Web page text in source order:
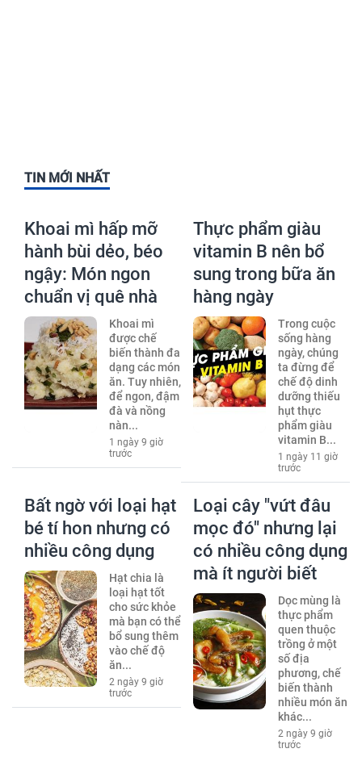
TIN MỚI NHẤT
Khoai mì hấp mỡ
hành bùi dẻo, béo
ngậy: Món ngon
chuẩn vị quê nhà
Khoai mì
được chế
biến thành đa
dạng các món
ăn. Tuy nhiên,
để ngon, đậm
đà và nồng
nàn...
1 ngày 9 giờ
trước
Thực phẩm giàu
vitamin B nên bổ
sung trong bữa ăn
hàng ngày
Trong cuộc
sống hàng
ngày, chúng
ta đừng để
chế độ dinh
dưỡng thiếu
hụt thực
phẩm giàu
vitamin B...
1 ngày 11 giờ
trước
Bất ngờ với loại hạt
bé tí hon nhưng có
nhiều công dụng
Hạt chia là
loại hạt tốt
cho sức khỏe
mà bạn có thể
bổ sung thêm
vào chế độ
ăn...
2 ngày 9 giờ
trước
Loại cây "vứt đâu
mọc đó" nhưng lại
có nhiều công dụng
mà ít người biết
Dọc mùng là
thực phẩm
quen thuộc
trồng ở một
số địa
phương, chế
biến thành
nhiều món ăn
khác...
2 ngày 9 giờ
trước